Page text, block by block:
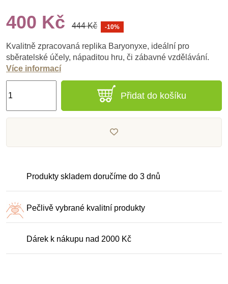
400 Kč 444 Kč -10%
Kvalitně zpracovaná replika Baryonyxe, ideální pro
sběratelské účely, nápaditou hru, či zábavné vzdělávání.
Více informací
Přidat do košíku
Produkty skladem doručíme do 3 dnů
Pečlivě vybrané kvalitní produkty
Dárek k nákupu nad 2000 Kč